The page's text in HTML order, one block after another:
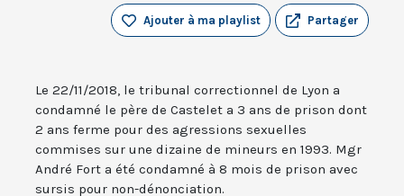
Partager
Ajouter à ma playlist
Le 22/11/2018, le tribunal correctionnel de Lyon a
condamné le père de Castelet a 3 ans de prison dont
2 ans ferme pour des agressions sexuelles
commises sur une dizaine de mineurs en 1993. Mgr
André Fort a été condamné à 8 mois de prison avec
sursis pour non-dénonciation.